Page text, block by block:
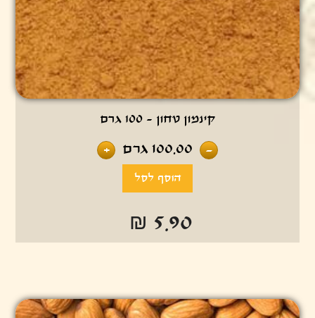
קינמון טחון - 100 גרם
-
100.00 גרם +
₪ 5.90